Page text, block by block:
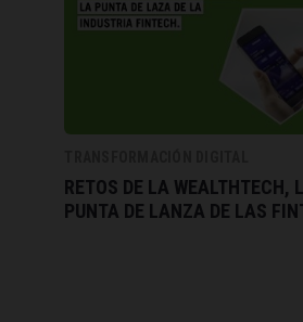
RETOS DE LA WEALTHTECH,
PUNTA DE LANZA DE LAS